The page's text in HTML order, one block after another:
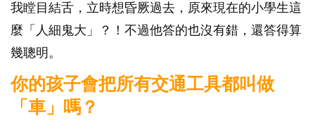
我瞠目結舌，立時想昏厥過去，原來現在的小學生這
麼「人細鬼大」？！不過他答的也沒有錯，還答得算
幾聰明。
你的孩子會把所有交通工具都叫做
「車」嗎？